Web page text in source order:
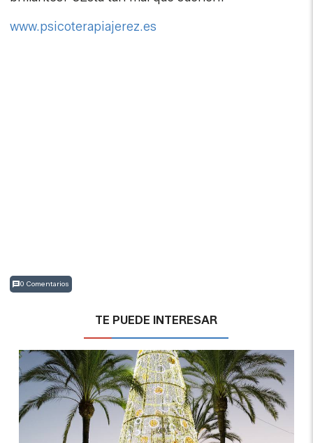
www.psicoterapiajerez.es
0 Comentarios
TE PUEDE INTERESAR